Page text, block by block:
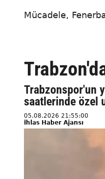
Mücadele,
Trabzonspor'un
saatlerinde özel
05.08.2026 21:55:00
İhlas Haber Ajansı